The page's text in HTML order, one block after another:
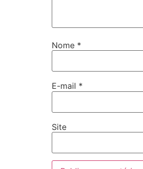
Nome *
E-mail *
Site